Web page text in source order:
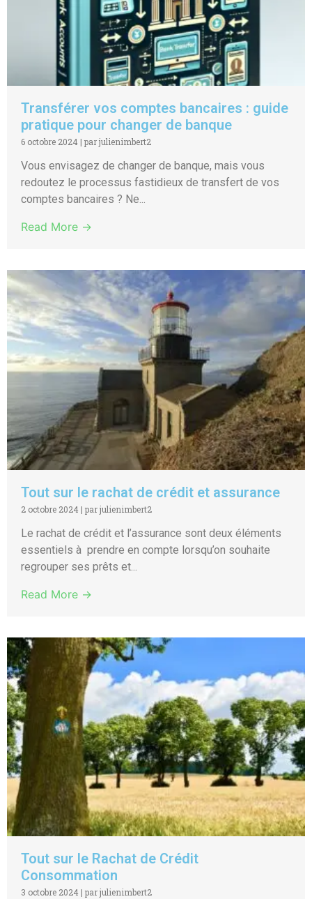
Transférer vos comptes bancaires : guide
pratique pour changer de banque
6 octobre 2024 | par julienimbert2
Vous envisagez de changer de banque, mais vous
redoutez le processus fastidieux de transfert de vos
comptes bancaires ? Ne...
Read More →
Tout sur le rachat de crédit et assurance
2 octobre 2024 | par julienimbert2
Le rachat de crédit et l’assurance sont deux éléments
essentiels à prendre en compte lorsqu’on souhaite
regrouper ses prêts et...
Read More →
Tout sur le Rachat de Crédit
Consommation
3 octobre 2024 | par julienimbert2